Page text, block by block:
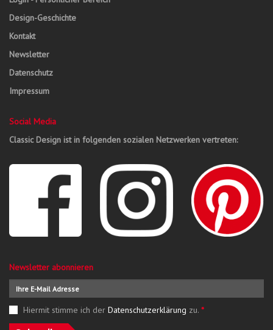
Design-Geschichte
Kontakt
Newsletter
Datenschutz
Impressum
Social Media
Classic Design ist in folgenden sozialen Netzwerken vertreten:
Newsletter abonnieren
Hiermit stimme ich der Datenschutzerklärung zu. *